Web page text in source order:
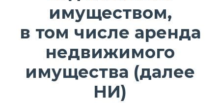
имуществом,
в том числе аренда
недвижимого
имущества (далее
НИ)